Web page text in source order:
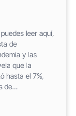
leer aquí,
de
y las
que la
hasta el 7%,
de...